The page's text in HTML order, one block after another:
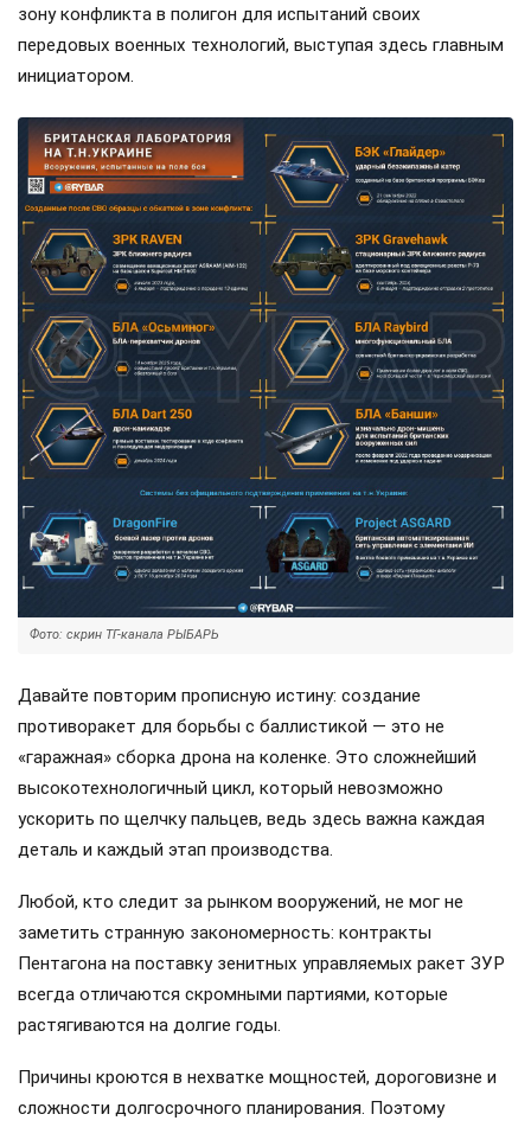
зону конфликта в полигон для испытаний своих
передовых военных технологий, выступая здесь главным
инициатором.
Фото: скрин ТГ-канала РЫБАРЬ
Давайте повторим прописную истину: создание
противоракет для борьбы с баллистикой — это не
«гаражная» сборка дрона на коленке. Это сложнейший
высокотехнологичный цикл, который невозможно
ускорить по щелчку пальцев, ведь здесь важна каждая
деталь и каждый этап производства.
Любой, кто следит за рынком вооружений, не мог не
заметить странную закономерность: контракты
Пентагона на поставку зенитных управляемых ракет ЗУР
всегда отличаются скромными партиями, которые
растягиваются на долгие годы.
Причины кроются в нехватке мощностей, дороговизне и
сложности долгосрочного планирования. Поэтому